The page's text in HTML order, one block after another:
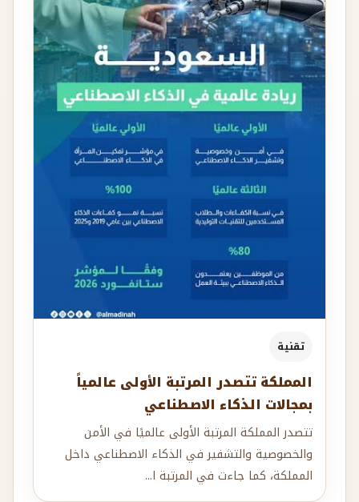
تقنية
المملكة تتصدر المرتبة الأولى عالمياً
بمجالات الذكاء الاصطناعي
تتصدر المملكة المرتبة الأولى عالميًا في الأمن
والخصوصية والتشفير في الذكاء الاصطناعي داخل
المملكة، كما جاءت في المرتبة ا...